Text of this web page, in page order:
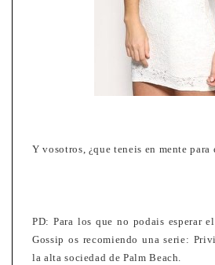
Y vosotros, ¿que teneis en mente para
PD: Para los que no podais esperar
Gossip os recomiendo una serie:
la alta sociedad de Palm Beach.